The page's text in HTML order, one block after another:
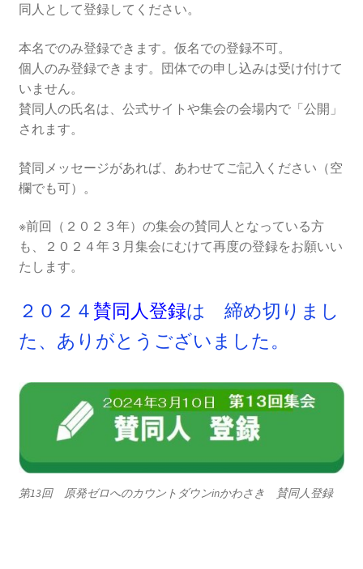
2015.3.8 第4回原発ゼロへのカウントダウンinかわさ
き 集会
2016.1.31 日本と原発上映会＆講演会
2016.3 .13 第5回原発ゼロへのカウントダウンinかわさ
2017.3.12 第6回原発ゼロへのカウントダウンinかわさ
2018.3.11 第７回原発ゼロへのカウントダウンinかわ
さき集会
2019.3.10 第8回 原発ゼロへのカウントダウンinかわ
さき 集会
さき集会
2023.6.25（日）映画「原発をとめた裁判長 そして
原発をとめる農家たち」上映会を開催
2023.10.8 原発ゼロへのカウントダウンinかわさき
同人として登録してください。
本名でのみ登録できます。仮名での登録不可。
個人のみ登録できます。団体での申し込みは受け付けて
いません。
賛同人の氏名は、公式サイトや集会の会場内で「公開」
されます。
賛同メッセージがあれば、あわせてご記入ください（空
欄でも可）。
※前回（２０２３年）の集会の賛同人となっている方
も、２０２４年３月集会にむけて再度の登録をお願いい
たします。
２０２４ 賛同人登録は
締め切りまし
た、ありがとうございました。
第13回 原発ゼロへのカウントダウンinかわさき 賛同人登録